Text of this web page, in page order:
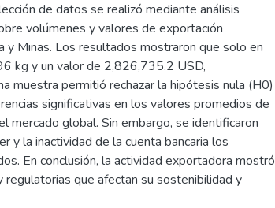
de datos se realizó mediante análisis
volúmenes y valores de exportación
Minas. Los resultados mostraron que solo en
kg y un valor de 2,826,735.2 USD,
muestra permitió rechazar la hipótesis nula (H0)
significativas en los valores promedios de
mercado global. Sin embargo, se identificaron
y la inactividad de la cuenta bancaria los
En conclusión, la actividad exportadora mostró
que afectan su sostenibilidad y